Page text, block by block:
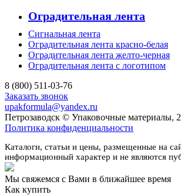
Оградительная лента
Сигнальная лента
Оградительная лента красно-белая
Оградительная лента желто-черная
Оградительная лента с логотипом
8 (800) 511-03-76
Заказать звонок
upakformula@yandex.ru
Петрозаводск © Упаковочные материалы,
Политика конфиденциальности
Каталоги, статьи и цены, размещенные на
информационный характер и не являются
Мы свяжемся с Вами в ближайшее время
Как купить